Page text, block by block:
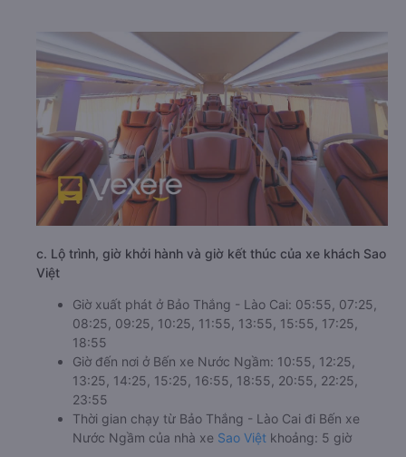
c. Lộ trình, giờ khởi hành và giờ kết thúc của xe khách Sao
Việt
Giờ xuất phát ở Bảo Thắng - Lào Cai: 05:55, 07:25,
08:25, 09:25, 10:25, 11:55, 13:55, 15:55, 17:25,
18:55
Giờ đến nơi ở Bến xe Nước Ngầm: 10:55, 12:25,
13:25, 14:25, 15:25, 16:55, 18:55, 20:55, 22:25,
23:55
Thời gian chạy từ Bảo Thắng - Lào Cai đi Bến xe
Nước Ngầm của nhà xe Sao Việt khoảng: 5 giờ